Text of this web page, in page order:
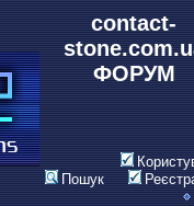
contact-
ФОРУМ
Пошук